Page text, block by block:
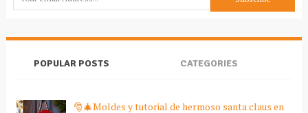
POPULAR POSTS CATEGORIES
🎅🎄Moldes y tutorial de hermoso santa claus en